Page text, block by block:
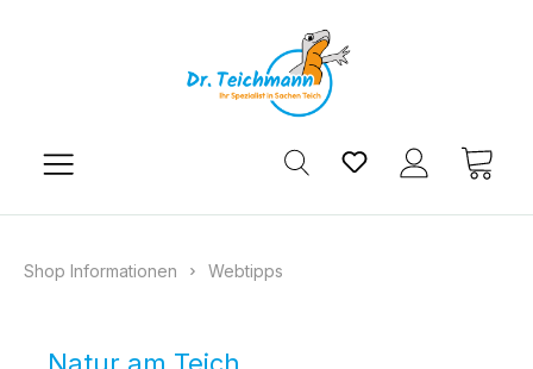
Du hast 0
Shop Informationen Webtipps